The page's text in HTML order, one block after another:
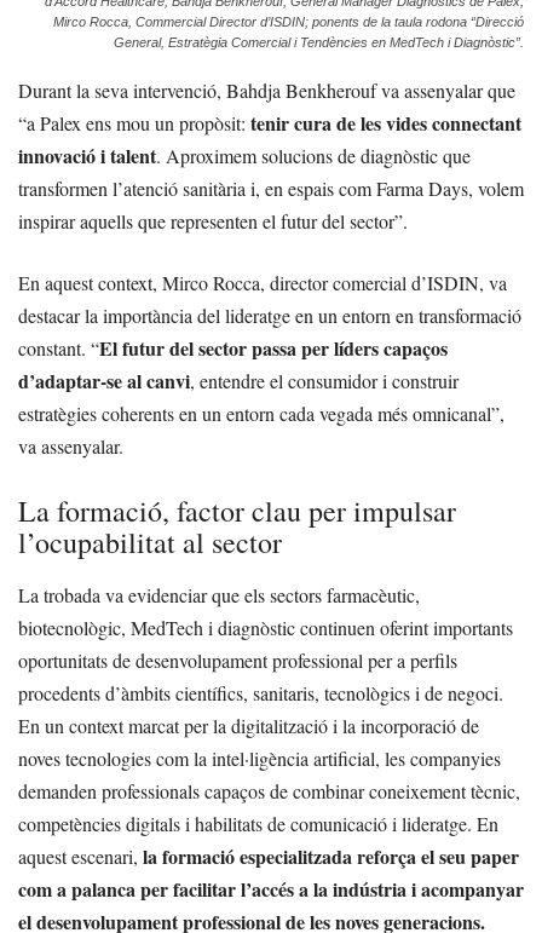
Mirco Rocca, Commercial Director d’ISDIN; ponents de la taula rodona “Direcció
General, Estratègia Comercial i Tendències en MedTech i Diagnòstic”.
Durant la seva intervenció, Bahdja Benkherouf va assenyalar que
“a Palex ens mou un propòsit: tenir cura de les vides connectant
innovació i talent. Aproximem solucions de diagnòstic que
transformen l’atenció sanitària i, en espais com Farma Days, volem
inspirar aquells que representen el futur del sector”.
En aquest context, Mirco Rocca, director comercial d’ISDIN, va
destacar la importància del lideratge en un entorn en transformació
constant. “El futur del sector passa per líders capaços
d’adaptar-se al canvi, entendre el consumidor i construir
estratègies coherents en un entorn cada vegada més omnicanal”,
va assenyalar.
La formació, factor clau per impulsar
l’ocupabilitat al sector
La trobada va evidenciar que els sectors farmacèutic,
biotecnològic, MedTech i diagnòstic continuen oferint importants
oportunitats de desenvolupament professional per a perfils
procedents d’àmbits científics, sanitaris, tecnològics i de negoci.
En un context marcat per la digitalització i la incorporació de
noves tecnologies com la intel·ligència artificial, les companyies
demanden professionals capaços de combinar coneixement tècnic,
competències digitals i habilitats de comunicació i lideratge. En
aquest escenari, la formació especialitzada reforça el seu paper
com a palanca per facilitar l’accés a la indústria i acompanyar
el desenvolupament professional de les noves generacions.